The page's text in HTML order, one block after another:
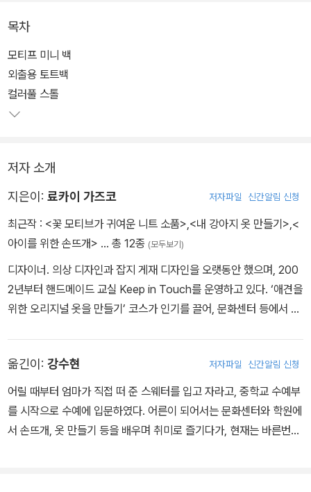
운 꽃 모티프 작품 21개를 엄선했기 때문에 고르는 재미 또한 쏠쏠하
다. 초보자라도 걱정 없다. 모티프를 예로 들어 실로 원을 만들어 뜨개
시작하기, 예쁘게 완성하는 법, 모티프를 연결하여 작품을 만들 때 필
요한 테크닉까지 알기 쉽게 설명했다.
람에게 선물하기 위해 한 코 한 코 뜨는 시간을 즐겨 보자.
목차
모티프 미니 백
외출용 토트백
컬러풀 스톨
저자 소개
지은이: 료카이 가즈코 저자파일 신간알림 신청
최근작 : <꽃 모티브가 귀여운 니트 소품>,<내 강아지 옷 만들기>,<
아이를 위한 손뜨개> … 총 12종 (모두보기)
디자이너. 의상 디자인과 잡지 게재 디자인을 오랫동안 했으며, 200
2년부터 핸드메이드 교실 Keep in Touch를 운영하고 있다. ‘애견을
위한 오리지널 옷을 만들기’ 코스가 인기를 끌어, 문화센터 등에서 핸
등 다수의 저서가 있다.
옮긴이: 강수현 저자파일 신간알림 신청
어릴 때부터 엄마가 직접 떠 준 스웨터를 입고 자라고, 중학교 수예부
를 시작으로 수예에 입문하였다. 어른이 되어서는 문화센터와 학원에
서 손뜨개, 옷 만들기 등을 배우며 취미로 즐기다가, 현재는 바른번역